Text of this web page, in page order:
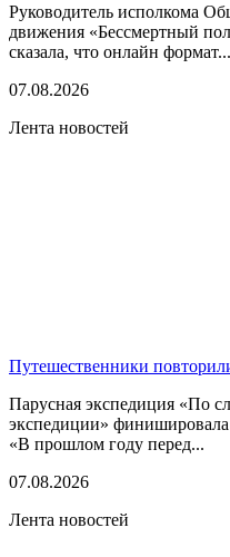
Руководитель исполкома
движения «Бессмертный
сказала, что онлайн формат...
07.08.2026
Лента новостей
Путешественники
Парусная экспедиция «По
экспедиции»
«В прошлом году перед...
07.08.2026
Лента новостей